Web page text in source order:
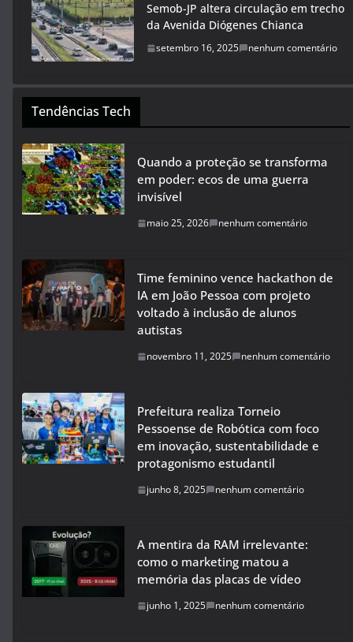
Semob-JP altera circulação em trecho
da Avenida Diógenes Chianca
setembro 16, 2025 nenhum comentário
Tendências Tech
Quando a proteção se transforma
em poder: ecos de uma guerra
invisível
maio 25, 2026 nenhum comentário
Time feminino vence hackathon de
IA em João Pessoa com projeto
voltado à inclusão de alunos
autistas
novembro 11, 2025 nenhum comentário
Prefeitura realiza Torneio
Pessoense de Robótica com foco
em inovação, sustentabilidade e
protagonismo estudantil
junho 8, 2025 nenhum comentário
A mentira da RAM irrelevante:
como o marketing matou a
memória das placas de vídeo
junho 1, 2025 nenhum comentário